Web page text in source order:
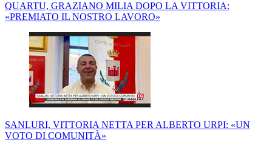
QUARTU, GRAZIANO MILIA DOPO LA VITTORIA:
«PREMIATO IL NOSTRO LAVORO»
SANLURI, VITTORIA NETTA PER ALBERTO URPI: «UN
VOTO DI COMUNITÀ»